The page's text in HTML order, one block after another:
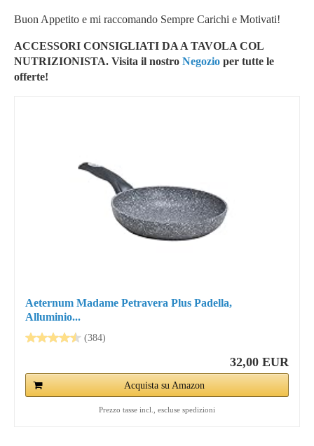
Buon Appetito e mi raccomando Sempre Carichi e Motivati!
ACCESSORI CONSIGLIATI DA A TAVOLA COL
NUTRIZIONISTA. Visita il nostro Negozio per tutte le
offerte!
Aeternum Madame Petravera Plus Padella,
Alluminio...
(384)
32,00 EUR
Acquista su Amazon
Prezzo tasse incl., escluse spedizioni